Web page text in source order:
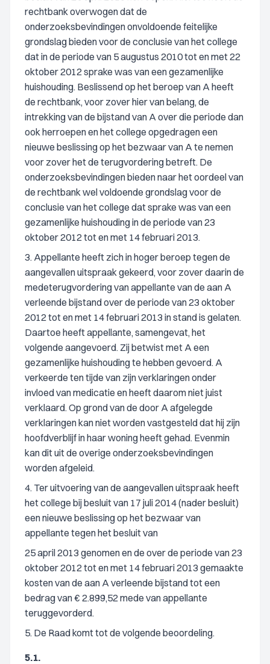
rechtbank overwogen dat de
onderzoeksbevindingen onvoldoende feitelijke
grondslag bieden voor de conclusie van het college
dat in de periode van 5 augustus 2010 tot en met 22
oktober 2012 sprake was van een gezamenlijke
huishouding. Beslissend op het beroep van A heeft
de rechtbank, voor zover hier van belang, de
intrekking van de bijstand van A over die periode dan
ook herroepen en het college opgedragen een
nieuwe beslissing op het bezwaar van A te nemen
voor zover het de terugvordering betreft. De
onderzoeksbevindingen bieden naar het oordeel van
de rechtbank wel voldoende grondslag voor de
conclusie van het college dat sprake was van een
gezamenlijke huishouding in de periode van 23
oktober 2012 tot en met 14 februari 2013.
3. Appellante heeft zich in hoger beroep tegen de
aangevallen uitspraak gekeerd, voor zover daarin de
medeterugvordering van appellante van de aan A
verleende bijstand over de periode van 23 oktober
2012 tot en met 14 februari 2013 in stand is gelaten.
Daartoe heeft appellante, samengevat, het
volgende aangevoerd. Zij betwist met A een
gezamenlijke huishouding te hebben gevoerd. A
verkeerde ten tijde van zijn verklaringen onder
invloed van medicatie en heeft daarom niet juist
verklaard. Op grond van de door A afgelegde
verklaringen kan niet worden vastgesteld dat hij zijn
hoofdverblijf in haar woning heeft gehad. Evenmin
kan dit uit de overige onderzoeksbevindingen
worden afgeleid.
4. Ter uitvoering van de aangevallen uitspraak heeft
het college bij besluit van 17 juli 2014 (nader besluit)
een nieuwe beslissing op het bezwaar van
appellante tegen het besluit van
25 april 2013 genomen en de over de periode van 23
oktober 2012 tot en met 14 februari 2013 gemaakte
kosten van de aan A verleende bijstand tot een
bedrag van € 2.899,52 mede van appellante
teruggevorderd.
5. De Raad komt tot de volgende beoordeling.
5.1.